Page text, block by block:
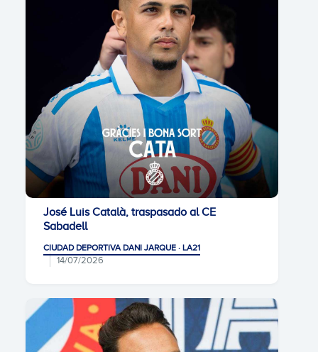
José Luis Català, traspasado al CE
Sabadell
CIUDAD DEPORTIVA DANI JARQUE · LA21
14/07/2026